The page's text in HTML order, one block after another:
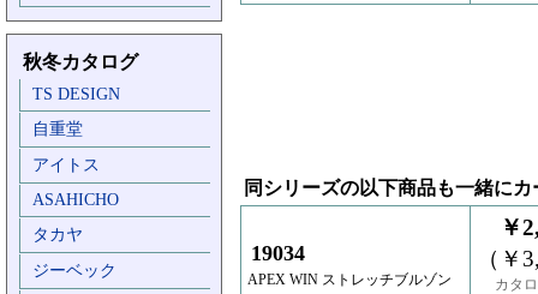
秋冬カタログ
TS DESIGN
自重堂
アイトス
ASAHICHO
タカヤ
ジーベック
同シリーズの以下商品も一緒に
19034
APEX WIN ストレッチブルゾン
￥
（￥
カタ